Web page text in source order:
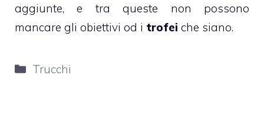
aggiunte, e tra queste non possono
mancare gli obiettivi od i trofei che siano.
Categorie
Trucchi